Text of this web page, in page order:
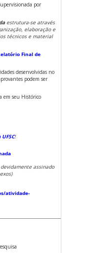
por
estrutura-se através
elaboração e
técnicos e material
Final de
desenvolvidas no
podem ser
em seu Histórico
!
assinado
atividade-